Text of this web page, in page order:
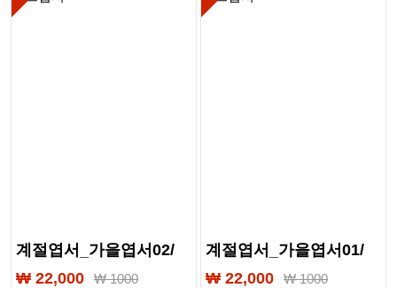
계절엽서_가을엽서02/
일러스트엽서
₩ 22,000 ₩ 1000
계절엽서_가을엽서01/
일러스트엽서
₩ 22,000 ₩ 1000